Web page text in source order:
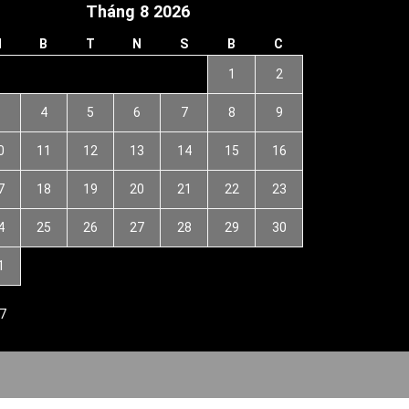
Tháng 8 2026
B T N S B C
1 2
4 5 6 7 8 9
11 12 13 14 15 16
18 19 20 21 22 23
25 26 27 28 29 30